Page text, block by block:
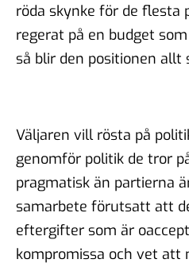
röda skynke för de flesta
regerat på en budget
så blir den positionen allt
Väljaren vill rösta på
genomför politik de tror
pragmatisk än partierna
samarbete förutsatt att
eftergifter som är
kompromissa och vet att